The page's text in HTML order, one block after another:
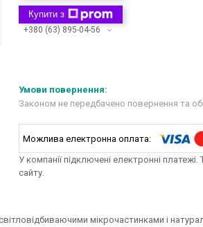
Купити з
+380 (63) 895-04-56
Законом не передбачено повернення та
У компанії підключені електронні
сайту.
мікрочастинками і